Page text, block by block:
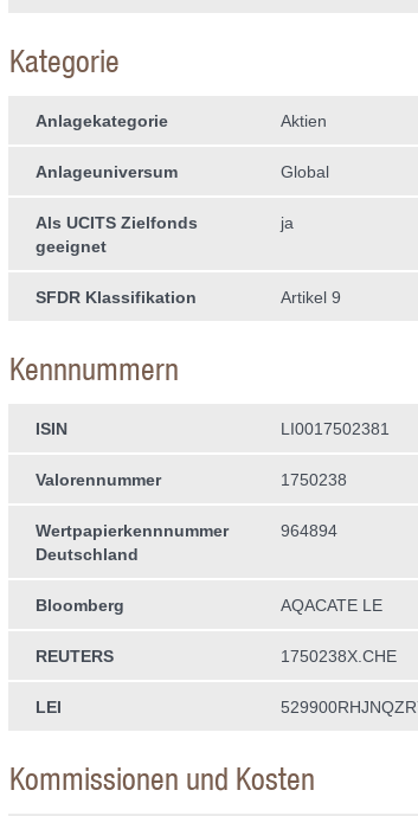
Kategorie
Anlagekategorie Aktien
Anlageuniversum Global
Als UCITS Zielfonds
geeignet
ja
SFDR Klassifikation Artikel 9
Kennnummern
ISIN LI0017502381
Valorennummer 1750238
Wertpapierkenn­nummer
Deutschland
964894
Bloomberg AQACATE LE
REUTERS 1750238X.CHE
LEI
Kommissionen und Kosten